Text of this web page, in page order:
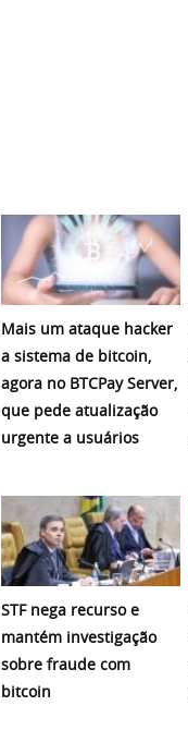
Mais um ataque hacker
a sistema de bitcoin,
agora no BTCPay Server,
que pede atualização
urgente a usuários
STF nega recurso e
mantém investigação
sobre fraude com
bitcoin